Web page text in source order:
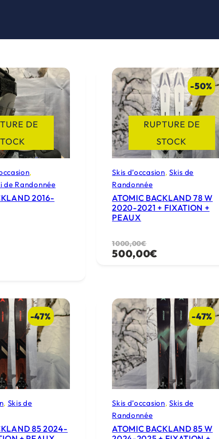
DE
de Randonnée
2016-
-50%
RUPTURE DE
STOCK
Skis d’occasion, Skis de
Randonnée
ATOMIC BACKLAND 78 W
2020-2021 + FIXATION +
PEAUX
1000,00€
L
e
i
x
i
n
i
t
i
a
l
é
500,00€
L
e
i
x
a
c
t
u
e
l
e
s
-47%
, Skis de
85 2024-
-47%
Skis d’occasion, Skis de
Randonnée
ATOMIC BACKLAND 85 W